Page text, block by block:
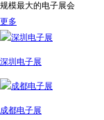
规模最大的电子展会
更多
深圳电子展
成都电子展